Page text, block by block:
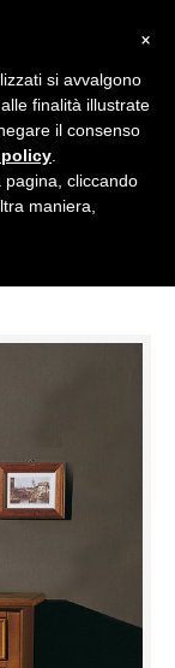
×
si avvalgono
finalità illustrate
il consenso
cliccando
maniera,